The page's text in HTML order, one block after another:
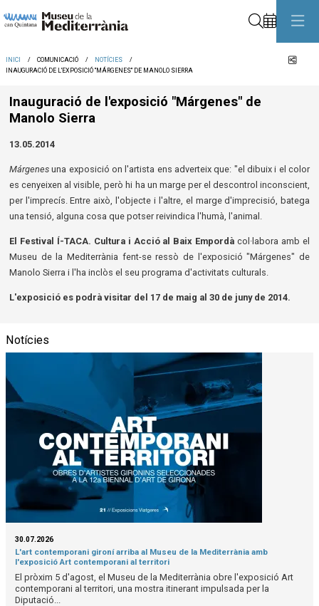
INICI COMUNICACIÓ
NOTÍCIES
INAUGURACIÓ DE L'EXPOSICIÓ "MÁRGENES" DE MANOLO SIERRA
Inauguració de l'exposició "Márgenes" de
Manolo Sierra
13.05.2014
Márgenesuna exposició on l'artista ens adverteix que: "el dibuix i el color
es cenyeixen al visible, però hi ha un marge per el descontrol inconscient,
per l'imprecís. Entre això, l'objecte i l'altre, el marge d'imprecisió, batega
una tensió, alguna cosa que potser reivindica l'humà, l'animal.
El Festival Í-TACA. Cultura i Acció al Baix Empordà col·labora amb el
Museu de la Mediterrània fent-se ressò de l'exposició "Márgenes" de
Manolo Sierra i l'ha inclòs el seu programa d'activitats culturals.
L'exposició es podrà visitar del 17 de maig al 30 de juny de 2014.
Notícies
30.07.2026
L'art contemporani gironí arriba al Museu de la Mediterrània amb
l'exposició Art contemporani al territori
El pròxim 5 d'agost, el Museu de la Mediterrània obre l'exposició Art
contemporani al territori, una mostra itinerant impulsada per la
Diputació...